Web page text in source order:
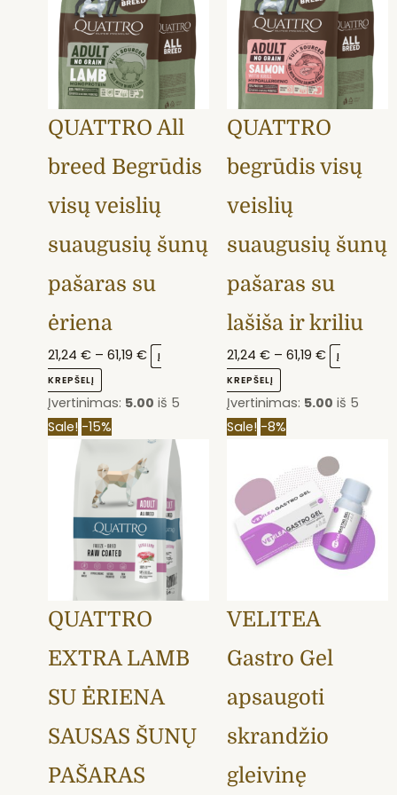
QUATTRO All
breed Begrūdis
visų veislių
suaugusių šunų
pašaras su
ėriena
21,24 € – 61,19 €
through
61,19 €
Į
KREPŠELĮ
multiple
variants.
The
options
may
be
on
the
page
Įvertinimas: 5.00 iš 5
QUATTRO
begrūdis visų
veislių
suaugusių šunų
pašaras su
lašiša ir kriliu
21,24 € – 61,19 €
through
61,19 €
Į
KREPŠELĮ
multiple
variants.
The
options
may
be
on
the
product
page
Įvertinimas: 5.00 iš 5
Sale! -15%
QUATTRO
EXTRA LAMB
SU ĖRIENA
SAUSAS ŠUNŲ
PAŠARAS
range:
14,45 €
through
44,19 €
This
has
multiple
variants.
The
options
be
on
the
page
Sale! -8%
VELITEA
Gastro Gel
apsaugoti
skrandžio
gleivinę
Original
was:
19,50 €.
is:
17,99 €.